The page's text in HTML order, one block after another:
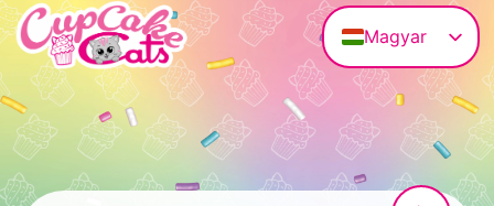
Magyar
Deutsch
English (UK)
Français
Polski